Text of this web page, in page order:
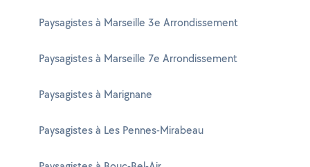
Paysagistes à Marseille 3e Arrondissement
Paysagistes à Marseille 7e Arrondissement
Paysagistes à Marignane
Paysagistes à Les Pennes-Mirabeau